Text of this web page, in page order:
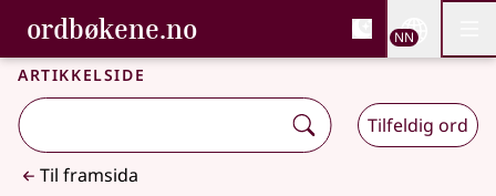
Gå til hovudinnhald
Tilgjenge
ordbøkene.no, Bokmålsordboka og
Bokmålsordboka og Nynorskordboka
NN
Artikkelside
Tilfeldig ord
Til framsida